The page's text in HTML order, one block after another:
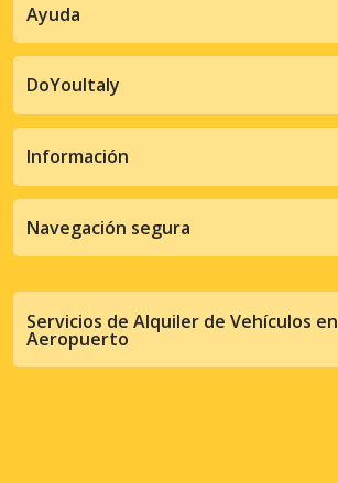
Ayuda
DoYouItaly
Información
Navegación segura
Servicios de Alquiler de Vehículos en
Aeropuerto